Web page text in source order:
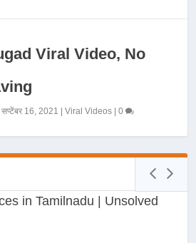
Viral Video, No
|सप्टेंबर 16, 2021 |Viral Videos |0